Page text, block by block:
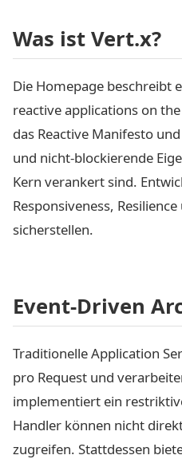
Was ist Vert.x?
Die Homepage beschreibt
reactive applications on
das Reactive Manifesto
und nicht-blockierende
Kern verankert sind.
Responsiveness,
sicherstellen.
Event-Driven
Traditionelle Application
pro Request und
implementiert ein
Handler können nicht
zugreifen. Stattdessen